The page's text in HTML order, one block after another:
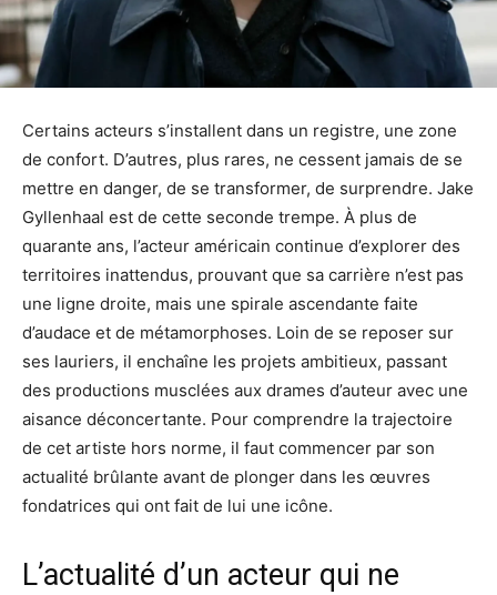
Certains acteurs s’installent dans un registre, une zone
de confort. D’autres, plus rares, ne cessent jamais de se
mettre en danger, de se transformer, de surprendre. Jake
Gyllenhaal est de cette seconde trempe. À plus de
quarante ans, l’acteur américain continue d’explorer des
territoires inattendus, prouvant que sa carrière n’est pas
une ligne droite, mais une spirale ascendante faite
d’audace et de métamorphoses. Loin de se reposer sur
ses lauriers, il enchaîne les projets ambitieux, passant
des productions musclées aux drames d’auteur avec une
aisance déconcertante. Pour comprendre la trajectoire
de cet artiste hors norme, il faut commencer par son
actualité brûlante avant de plonger dans les œuvres
fondatrices qui ont fait de lui une icône.
L’actualité d’un acteur qui ne